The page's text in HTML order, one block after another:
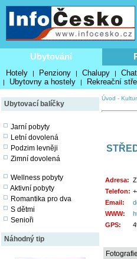
Ubytování
Hotely | Penziony | Chalupy |
| Ubytovny a hostely | Rekreační
Ubytovací balíčky
Jarní pobyty
Letní dovolená
Podzim levněji
Zimní dovolená
Wellness pobyty
Aktivní pobyty
Romantika pro dva
S dětmi
Senioři
Náhodný tip
Úvod -
Adresa:
Telefon:
Email:
WWW:
GPS: